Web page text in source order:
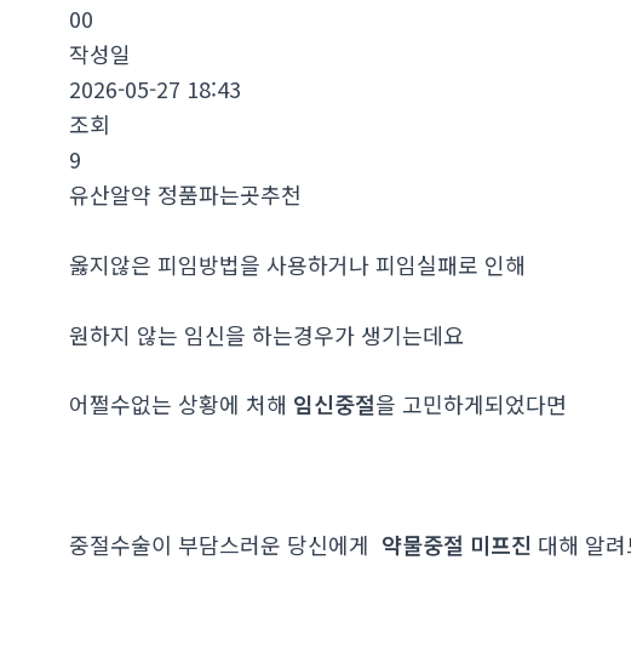
00
작성일
2026-05-27 18:43
조회
9
유산알약 정품파는곳추천
옳지않은 피임방법을 사용하거나 피임실패로 인해
원하지 않는 임신을 하는경우가 생기는데요
어쩔수없는 상황에 처해 임신중절을 고민하게되었다면
중절수술이 부담스러운 당신에게 약물중절 미프진 대해 알